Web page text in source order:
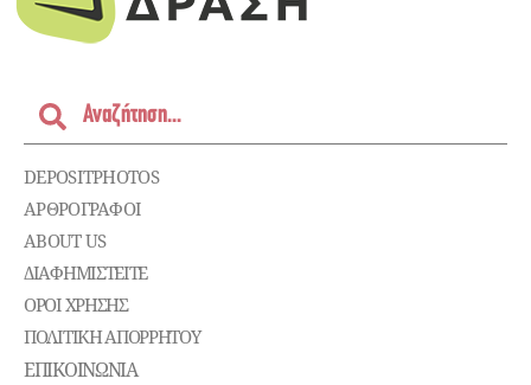
DEPOSITPHOTOS
ΑΡΘΡΟΓΡΑΦΟΙ
ABOUT US
ΔΙΑΦΗΜΙΣΤΕΊΤΕ
ΌΡΟΙ ΧΡΉΣΗΣ
ΠΟΛΙΤΙΚΉ ΑΠΟΡΡΉΤΟΥ
ΕΠΙΚΟΙΝΩΝΊΑ